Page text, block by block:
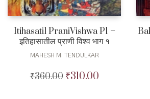
Itihasatil PraniVishwa P1 –
इतिहासातील प्राणी विश्व भाग १
MAHESH M. TENDULKAR
₹360.00 Original
₹310.00Current